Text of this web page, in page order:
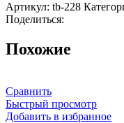
Артикул: tb-228
Поделиться:
Похожие
Сравнить
Быстрый просмотр
Добавить в избранное